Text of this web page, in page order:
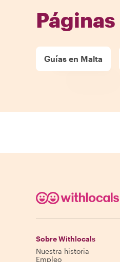
Guías en Malta
Sobre Withlocals
Nuestra historia
Empleo